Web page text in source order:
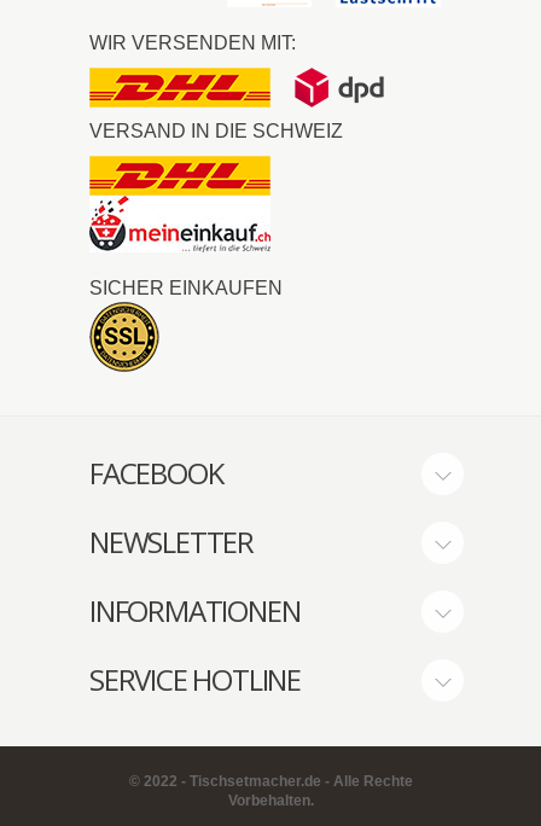
WIR VERSENDEN MIT:
VERSAND IN DIE SCHWEIZ
SICHER EINKAUFEN
FACEBOOK
NEWSLETTER
INFORMATIONEN
SERVICE HOTLINE
© 2022 - Tischsetmacher.de - Alle Rechte
Vorbehalten.